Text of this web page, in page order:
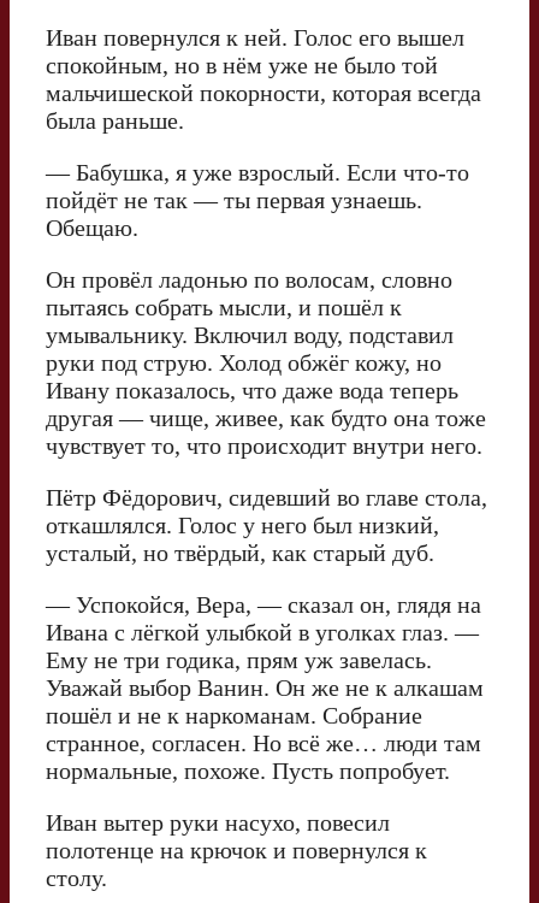
Иван повернулся к ней. Голос его вышел
спокойным, но в нём уже не было той
мальчишеской покорности, которая всегда
была раньше.
— Бабушка, я уже взрослый. Если что-то
пойдёт не так — ты первая узнаешь.
Обещаю.
Он провёл ладонью по волосам, словно
пытаясь собрать мысли, и пошёл к
умывальнику. Включил воду, подставил
руки под струю. Холод обжёг кожу, но
Ивану показалось, что даже вода теперь
другая — чище, живее, как будто она тоже
чувствует то, что происходит внутри него.
Пётр Фёдорович, сидевший во главе стола,
откашлялся. Голос у него был низкий,
усталый, но твёрдый, как старый дуб.
— Успокойся, Вера, — сказал он, глядя на
Ивана с лёгкой улыбкой в уголках глаз. —
Ему не три годика, прям уж завелась.
Уважай выбор Ванин. Он же не к алкашам
пошёл и не к наркоманам. Собрание
странное, согласен. Но всё же… люди там
нормальные, похоже. Пусть попробует.
Иван вытер руки насухо, повесил
полотенце на крючок и повернулся к
столу.